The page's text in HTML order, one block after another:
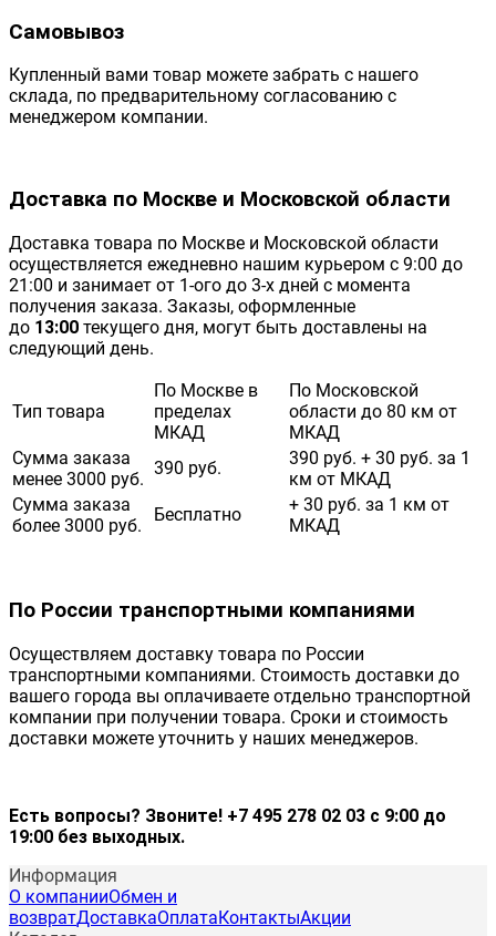
Самовывоз
Купленный вами товар можете забрать с нашего
склада, по предварительному согласованию с
менеджером компании.
Доставка по Москве и Московской области
Доставка товара по Москве и Московской области
осуществляется ежедневно нашим курьером с 9:00 до
21:00 и занимает от 1-ого до 3-х дней с момента
получения заказа. Заказы, оформленные
до 13:00 текущего дня, могут быть доставлены на
следующий день.
Тип товара
По Москве в
пределах
МКАД
По Московской
области до 80 км от
МКАД
Сумма заказа
менее 3000 руб.
390 руб.
390 руб. + 30 руб. за 1
км от МКАД
Сумма заказа
более 3000 руб.
Бесплатно
+ 30 руб. за 1 км от
МКАД
По России транспортными компаниями
Осуществляем доставку товара по России
транспортными компаниями. Стоимость доставки до
вашего города вы оплачиваете отдельно транспортной
компании при получении товара. Сроки и стоимость
доставки можете уточнить у наших менеджеров.
Есть вопросы? Звоните! +7 495 278 02 03 с 9:00 до
19:00 без выходных.
Информация
О компанииОбмен и
возвратДоставкаОплата КонтактыАкции